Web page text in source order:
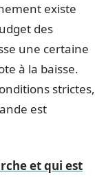
existe
des
une certaine
à la baisse.
strictes,
est
et qui est